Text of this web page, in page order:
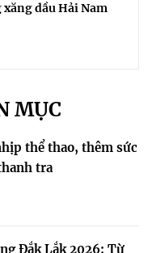
xăng dầu Hải Nam
MỤC
thể thao, thêm sức
tra
Đắk Lắk 2026: Từ